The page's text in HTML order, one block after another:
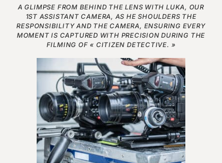
A GLIMPSE FROM BEHIND THE LENS WITH LUKA, OUR
1ST ASSISTANT CAMERA, AS HE SHOULDERS THE
RESPONSIBILITY AND THE CAMERA, ENSURING EVERY
MOMENT IS CAPTURED WITH PRECISION DURING THE
FILMING OF « CITIZEN DETECTIVE. »